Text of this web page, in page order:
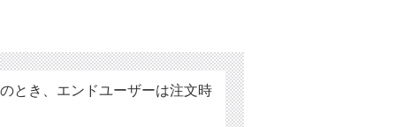
とき、エンドユーザーは注文時